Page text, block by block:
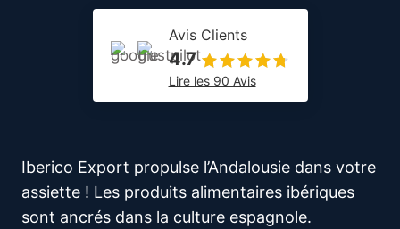
Avis Clients
4.7
Lire les 90 Avis
Iberico Export propulse l’Andalousie dans votre
assiette ! Les produits alimentaires ibériques
sont ancrés dans la culture espagnole.